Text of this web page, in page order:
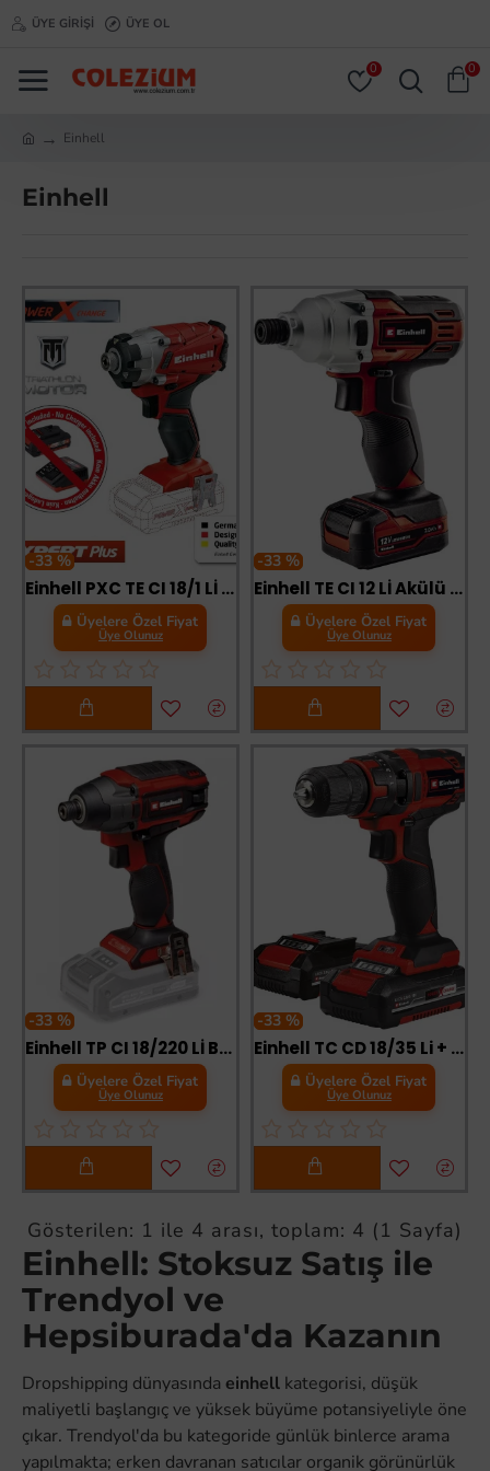
ÜYE GIRIŞI ÜYE OL
0 0
Einhell
Einhell
-33 %
Einhell PXC TE CI 18/1 Lİ Solo Darbeli Vidalama Aküsüz
Üyelere Özel Fiyat
Üye Olunuz
-33 %
Einhell TE CI 12 Lİ Akülü Darbeli Vidalama 2,0 Ah Tek Akülü
Üyelere Özel Fiyat
Üye Olunuz
-33 %
Einhell TP CI 18/220 Lİ BL Solo Darbeli Vidalama 220 Nm
Üyelere Özel Fiyat
Üye Olunuz
-33 %
Einhell TC CD 18/35 Li + 39 (2x2,0Ah) Akülü Vidalama
Üyelere Özel Fiyat
Üye Olunuz
Gösterilen: 1 ile 4 arası, toplam: 4 (1 Sayfa)
Einhell: Stoksuz Satış ile
Trendyol ve
Hepsiburada'da Kazanın
Dropshipping dünyasında einhell kategorisi, düşük
maliyetli başlangıç ve yüksek büyüme potansiyeliyle öne
çıkar. Trendyol'da bu kategoride günlük binlerce arama
yapılmakta; erken davranan satıcılar organik görünürlük